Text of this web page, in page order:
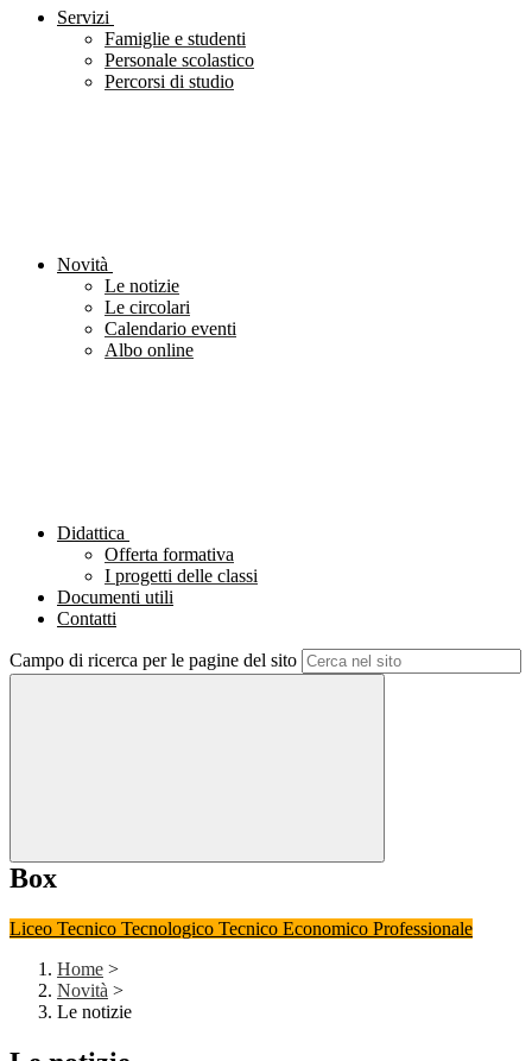
Servizi
Famiglie e studenti
Personale scolastico
Percorsi di studio
Novità
Le notizie
Le circolari
Calendario eventi
Albo online
Didattica
Offerta formativa
I progetti delle classi
Documenti utili
Contatti
Campo di ricerca per le pagine del sito
Box
Liceo Tecnico Tecnologico Tecnico Economico Professionale
Home >
Novità >
Le notizie